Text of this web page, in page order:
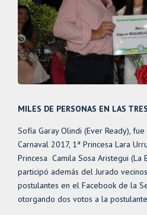
MILES DE PERSONAS EN LAS
Sofía Garay Olindi (Ever Ready),
Carnaval 2017, 1ª Princesa Lara
Princesa Camila Sosa Aristegui (La
participó además del Jurado
postulantes en el Facebook de la
otorgando dos votos a la